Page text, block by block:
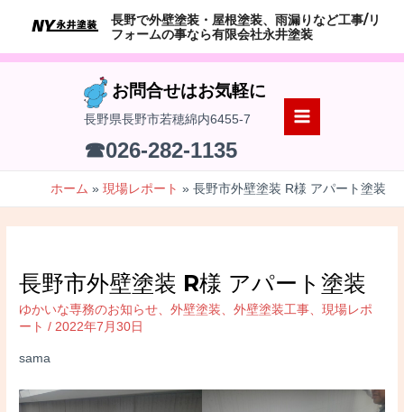
テ
長野で外壁塗装・屋根塗装、雨漏りなど工事/リ
フォームの事なら有限会社永井塗装
お問合せはお気軽に
長野県長野市若穂綿内6455-7
☎026-282-1135
MAIN
ホーム 現場レポート 長野市外壁塗装 R様 アパート塗装
長野市外壁塗装 R様 アパート塗装
ゆかいな専務のお知らせ 、外壁塗装 、外壁塗装工事 、現場レポ
ート / 2022年7月30日
sama